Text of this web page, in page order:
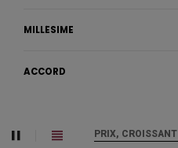
MILLÉSIME
ACCORD
PRIX, CROISSANT